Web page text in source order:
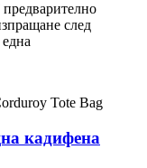
след
кадифена